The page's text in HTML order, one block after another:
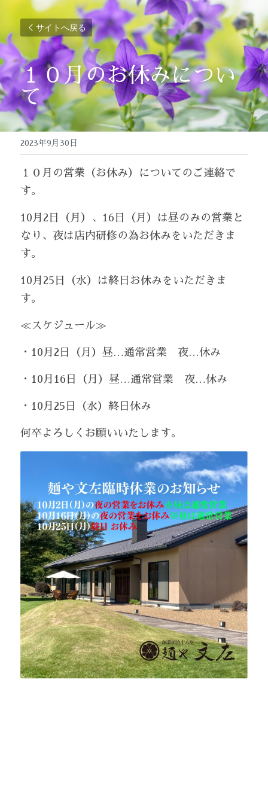
サイトへ戻る
１０月のお休みについ
て
2023年9月30日
１０月の営業（お休み）についてのご連絡で
す。
10月2日（月）、16日（月）は昼のみの営業と
なり、夜は店内研修の為お休みをいただきま
す。
10月25日（水）は終日お休みをいただきま
す。
≪スケジュール≫
・10月2日（月）昼…通常営業　夜…休み
・10月16日（月）昼…通常営業　夜…休み
・10月25日（水）終日休み
何卒よろしくお願いいたします。